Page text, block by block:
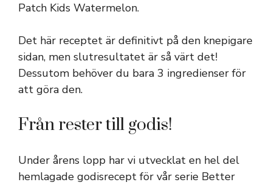
Patch Kids Watermelon.
Det här receptet är definitivt på den knepigare
sidan, men slutresultatet är så värt det!
Dessutom behöver du bara 3 ingredienser för
att göra den.
Från rester till godis!
Under årens lopp har vi utvecklat en hel del
hemlagade godisrecept för vår serie Better